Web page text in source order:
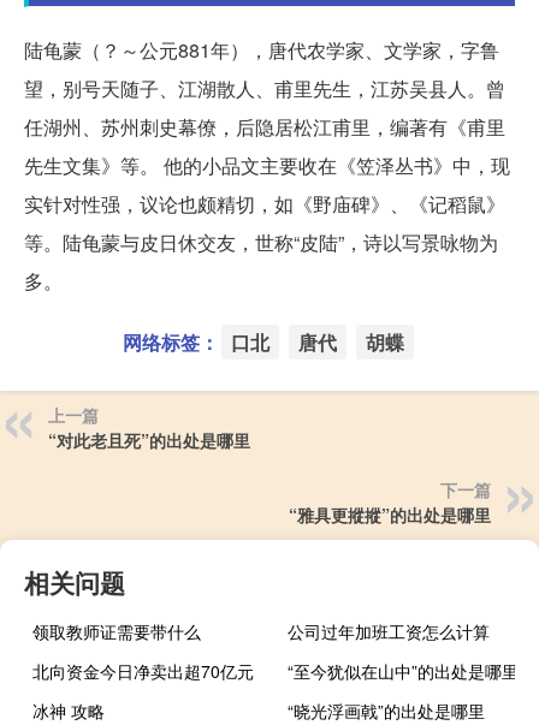
陆龟蒙（？～公元881年），唐代农学家、文学家，字鲁
望，别号天随子、江湖散人、甫里先生，江苏吴县人。曾
任湖州、苏州刺史幕僚，后隐居松江甫里，编著有《甫里
先生文集》等。 他的小品文主要收在《笠泽丛书》中，现
实针对性强，议论也颇精切，如《野庙碑》、《记稻鼠》
等。陆龟蒙与皮日休交友，世称“皮陆”，诗以写景咏物为
多。
网络标签： 口北 唐代 胡蝶
上一篇
“对此老且死”的出处是哪里
下一篇
“雅具更摐摐”的出处是哪里
相关问题
领取教师证需要带什么
公司过年加班工资怎么计算
北向资金今日净卖出超70亿元
“至今犹似在山中”的出处是哪里
冰神 攻略
“晓光浮画戟”的出处是哪里